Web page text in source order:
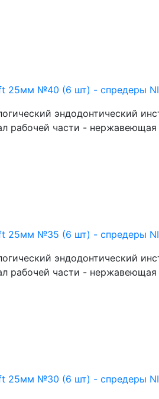
25мм №40 (6 шт) - спредеры
эндодонтический
рабочей части - нержавеющая
25мм №35 (6 шт) - спредеры
эндодонтический
рабочей части - нержавеющая
25мм №30 (6 шт) - спредеры